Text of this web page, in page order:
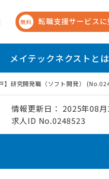
無料 転職支援サービスに
メイテックネクストとは
】研究開発職（ソフト開発）
情報更新日： 2025年08月
求人ID No.0248523